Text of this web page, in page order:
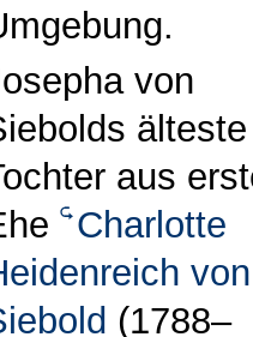
von
älteste
aus
Charlotte
von
(1788–